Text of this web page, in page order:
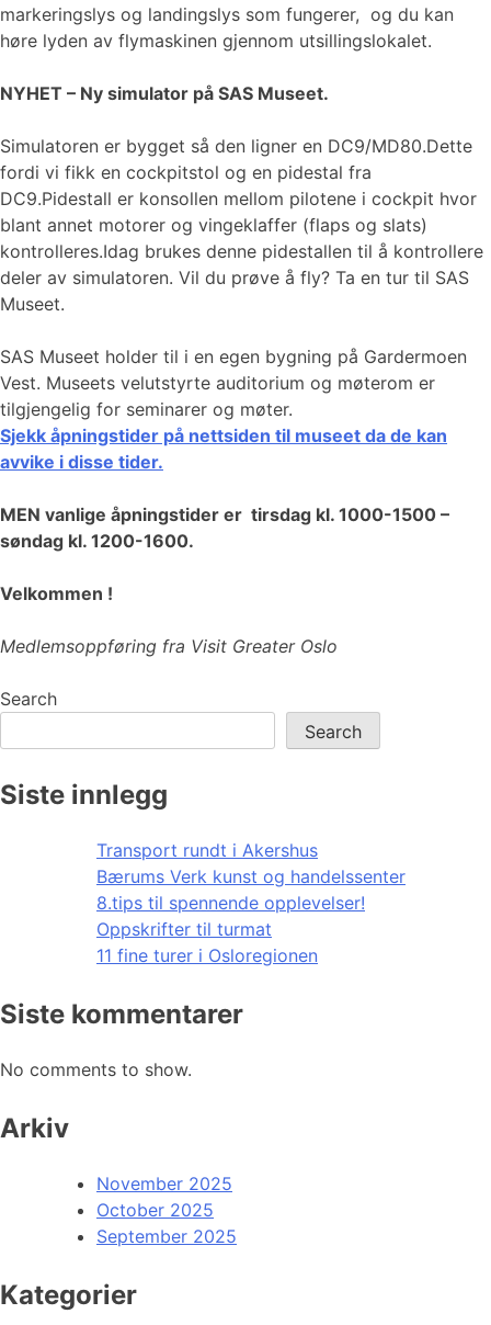
markeringslys og landingslys som fungerer, og du kan
høre lyden av flymaskinen gjennom utsillingslokalet.
NYHET – Ny simulator på SAS Museet.
Simulatoren er bygget så den ligner en DC9/MD80.Dette
fordi vi fikk en cockpitstol og en pidestal fra
DC9.Pidestall er konsollen mellom pilotene i cockpit hvor
blant annet motorer og vingeklaffer (flaps og slats)
kontrolleres.Idag brukes denne pidestallen til å kontrollere
deler av simulatoren. Vil du prøve å fly? Ta en tur til SAS
Museet.
SAS Museet holder til i en egen bygning på Gardermoen
Vest. Museets velutstyrte auditorium og møterom er
tilgjengelig for seminarer og møter.
Sjekk åpningstider på nettsiden til museet da de kan
avvike i disse tider.
MEN vanlige åpningstider er tirsdag kl. 1000-1500 –
søndag kl. 1200-1600.
Velkommen !
Medlemsoppføring fra Visit Greater Oslo
Search
Search
Siste innlegg
Transport rundt i Akershus
Bærums Verk kunst og handelssenter
8.tips til spennende opplevelser!
Oppskrifter til turmat
11 fine turer i Osloregionen
Siste kommentarer
No comments to show.
Arkiv
November 2025
October 2025
September 2025
Kategorier